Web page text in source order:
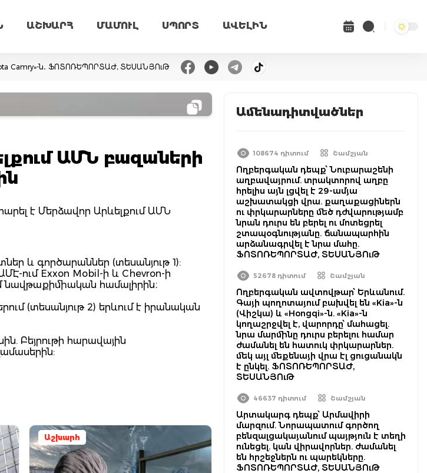
ԱՇԽԱՐՀ ՄԱՄՈՒԼ ՍՊՈՐՏ ԱՎԵԼԻՆ
Camry»-ն․ ՖՈՏՈՌԵՊՈՐՏԱԺ, ՏԵՍԱՆՅՈւԹ
ԱՄՆ բազաների
է Մերձավոր Արևելքում ԱՄՆ
և գործարաններ (տեսանյութ 1):
ում Exxon Mobil-ի և Chevron-ի
նավթաքիմիական համալիրին։
(տեսանյութ 2) երևում է իրանական
Բեյրութի հարավային
Աշխարհ
Ամենադիտվածներ
108674 դիտում Շամշյան
Ողբերգական դեպք՝ Նուբարաշենի
աղբավայրում. տրակտորով աղբը
հրելիս այն լցվել է 29-ամյա
աշխատակցի վրա. քաղաքացիներն
ու փրկարարները մեծ դժվարությամբ
նրան դուրս են բերել ու մոտեցրել
շտապօգնությանը. ճանապարհին
արձանագրվել է նրա մահը.
ՖՈՏՈՌԵՊՈՐՏԱԺ, ՏԵՍԱՆՅՈւԹ
52678 դիտում Շամշյան
Ողբերգական ավտովթար՝ Երևանում.
Գայի պողոտայում բախվել են «Kia»-ն
(Վիշկա) և «Hongqi»-ն. «Kia»-ն
կողաշրջվել է, վարորդը՝ մահացել.
նրա մարմինը դուրս բերելու համար
ժամանել են հատուկ փրկարարներ.
մեկ այլ մեքենայի վրա էլ ցուցանակն
է ընկել. ՖՈՏՈՌԵՊՈՐՏԱԺ,
ՏԵՍԱՆՅՈւԹ
46637 դիտում Շամշյան
Արտակարգ դեպք՝ Արմավիրի
մարզում. Նորապատում գործող
բենզալցակայանում պայթյուն է տեղի
ունեցել. կան վիրավորներ. ժամանել
են հրշեջներն ու պարեկները.
ՖՈՏՈՌԵՊՈՐՏԱԺ, ՏԵՍԱՆՅՈւԹ